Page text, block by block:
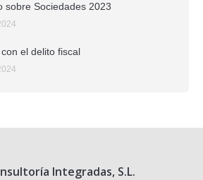
sobre Sociedades 2023
el delito fiscal
Integradas, S.L.